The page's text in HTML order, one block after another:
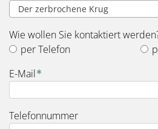
Der zerbrochene Krug
Wie wollen Sie kontaktiert
per Telefon
E-Mail
Telefonnummer